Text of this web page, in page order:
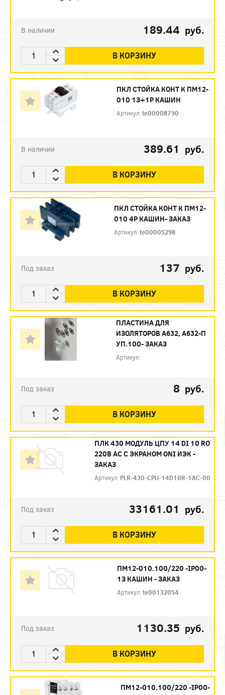
В наличии 189.44 руб.
В КОРЗИНУ
ПКЛ СТОЙКА КОНТ К ПМ12-
010 1З+1Р КАШИН
Артикул:te00008790
В наличии 389.61 руб.
В КОРЗИНУ
ПКЛ СТОЙКА КОНТ К ПМ12-
010 4Р КАШИН- ЗАКАЗ
Артикул:te00005298
Под заказ 137 руб.
В КОРЗИНУ
ПЛАСТИНА ДЛЯ
ИЗОЛЯТОРОВ А632, А632-П
УП.100- ЗАКАЗ
Артикул:
Под заказ 8 руб.
В КОРЗИНУ
ПЛК 430 МОДУЛЬ ЦПУ 14 DI 10 RO
220В AC С ЭКРАНОМ ONI ИЭК -
ЗАКАЗ
Артикул: PLR-430-CPU-14D10R-1AC-00
Под заказ 33161.01 руб.
В КОРЗИНУ
ПМ12-010.100/220 -IP00-
1З КАШИН - ЗАКАЗ
Артикул:te00132054
Под заказ 1130.35 руб.
В КОРЗИНУ
ПМ12-010.100/220 -IP00-